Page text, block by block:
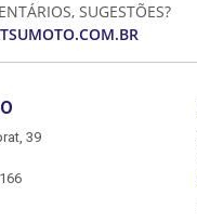
SUGESTÕES?
39